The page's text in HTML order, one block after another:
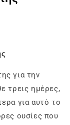
για την
τρεις ημέρες,
για αυτό το
ουσίες που